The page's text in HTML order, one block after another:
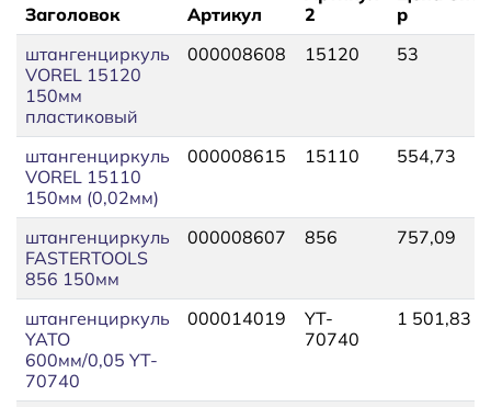
Заголовок Артикул
2
р
штангенциркуль
VOREL 15120
150мм
пластиковый
000008608 15120 53
штангенциркуль
VOREL 15110
150мм (0,02мм)
000008615 15110 554,73
штангенциркуль
FASTERTOOLS
856 150мм
000008607 856 757,09
штангенциркуль
YATO
600мм/0,05 YT-
70740
000014019
YT-
70740
1 501,83